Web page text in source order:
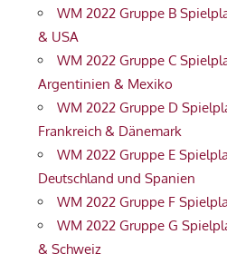
WM 2022 Gruppe B
& USA
WM 2022 Gruppe C
Argentinien & Mexiko
WM 2022 Gruppe D
Frankreich & Dänemark
WM 2022 Gruppe E
Deutschland und Spanien
WM 2022 Gruppe F
WM 2022 Gruppe G
& Schweiz